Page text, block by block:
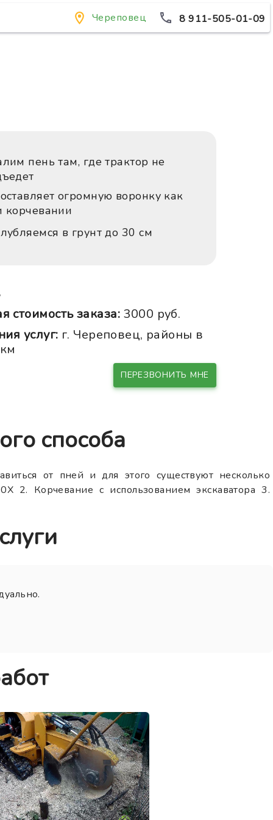
Череповец 8 911-505-01-09
пень там, где трактор не
огромную воронку как
корчевании
в грунт до 30 см
стоимость заказа:3000 руб.
услуг: г. Череповец, районы в
ПЕРЕЗВОНИТЬ МНЕ
способа
от пней и для этого существуют несколько
2. Корчевание с использованием экскаватора 3.